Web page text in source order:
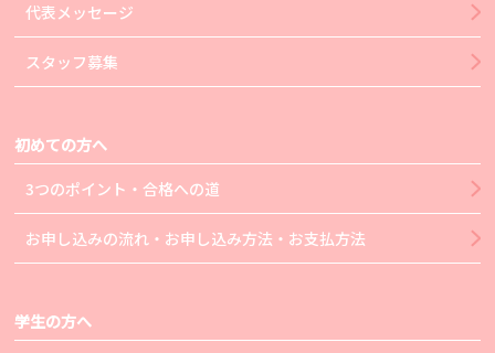
代表メッセージ
スタッフ募集
初めての方へ
3つのポイント・合格への道
お申し込みの流れ・お申し込み方法・お支払方法
学生の方へ